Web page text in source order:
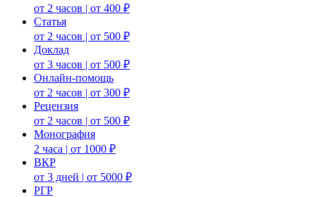
от 2 часов | от 400 ₽
Статья
от 2 часов | от 500 ₽
Доклад
от 3 часов | от 500 ₽
Онлайн-помощь
от 2 часов | от 300 ₽
Рецензия
от 2 часов | от 500 ₽
Монография
2 часа | от 1000 ₽
ВКР
от 3 дней | от 5000 ₽
РГР